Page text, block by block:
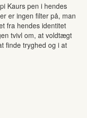
Kaurs pen i hendes
er ingen filter på, man
fra hendes identitet
tvivl om, at voldtægt
finde tryghed og i at